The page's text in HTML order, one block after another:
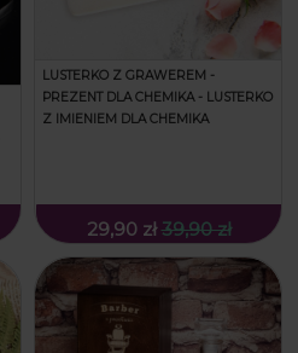
LUSTERKO Z GRAWEREM -
PREZENT DLA CHEMIKA - LUSTERKO
Z IMIENIEM DLA CHEMIKA
29,90 zł 39,90 zł